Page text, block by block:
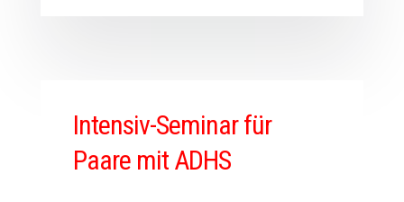
Intensiv-Seminar für
Paare mit ADHS